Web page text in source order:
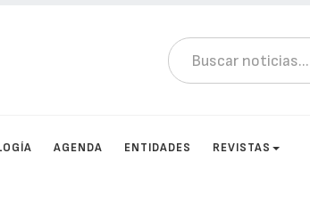
AGENDA ENTIDADES REVISTAS